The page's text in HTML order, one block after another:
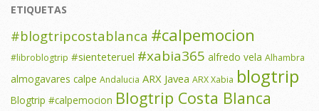
ETIQUETAS
#blogtripcostablanca #calpemocion
#libroblogtrip #sienteteruel #xabia365 alfredo vela Alhambra
almogavares calpe Andalucia ARX Javea ARX Xabia blogtrip
Blogtrip #calpemocion Blogtrip Costa Blanca